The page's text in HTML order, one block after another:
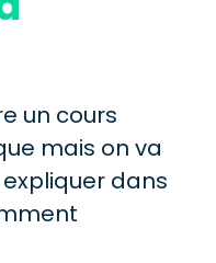
un cours
mais on va
dans